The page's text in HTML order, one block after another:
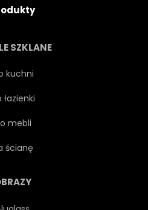
SZKLANE
kuchni
łazienki
mebli
ścianę